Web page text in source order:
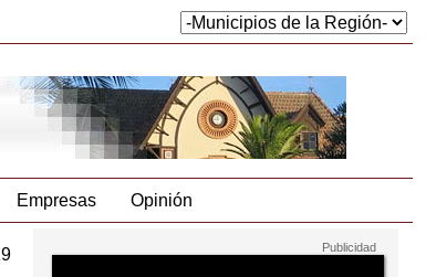
Empresas Opinión